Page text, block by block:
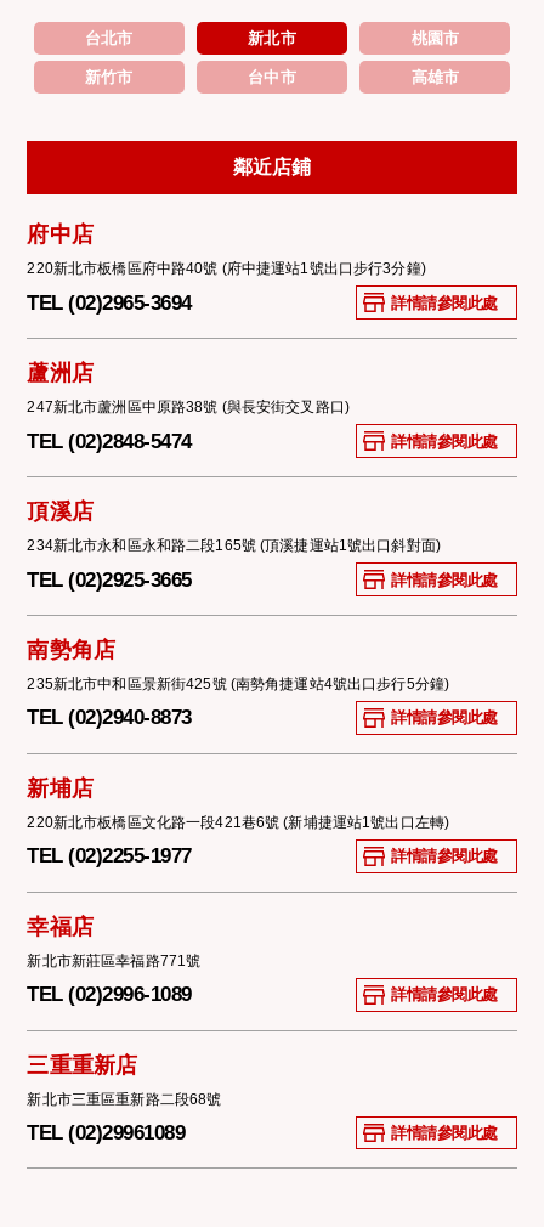
台北市 新北市 桃園市
新竹市 台中市 高雄市
鄰近店鋪
府中店
220新北市板橋區府中路40號 (府中捷運站1號出口步行3分鐘)
TEL (02)2965-3694 詳情請參閱此處
蘆洲店
247新北市蘆洲區中原路38號 (與長安街交叉路口)
TEL (02)2848-5474 詳情請參閱此處
頂溪店
234新北市永和區永和路二段165號 (頂溪捷運站1號出口斜對面)
TEL (02)2925-3665 詳情請參閱此處
南勢角店
235新北市中和區景新街425號 (南勢角捷運站4號出口步行5分鐘)
TEL (02)2940-8873 詳情請參閱此處
新埔店
220新北市板橋區文化路一段421巷6號 (新埔捷運站1號出口左轉)
TEL (02)2255-1977 詳情請參閱此處
幸福店
新北市新莊區幸福路771號
TEL (02)2996-1089 詳情請參閱此處
三重重新店
新北市三重區重新路二段68號
TEL (02)29961089 詳情請參閱此處